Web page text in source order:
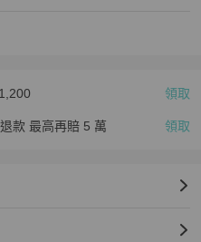
領取
款 最高再賠 5 萬 領取